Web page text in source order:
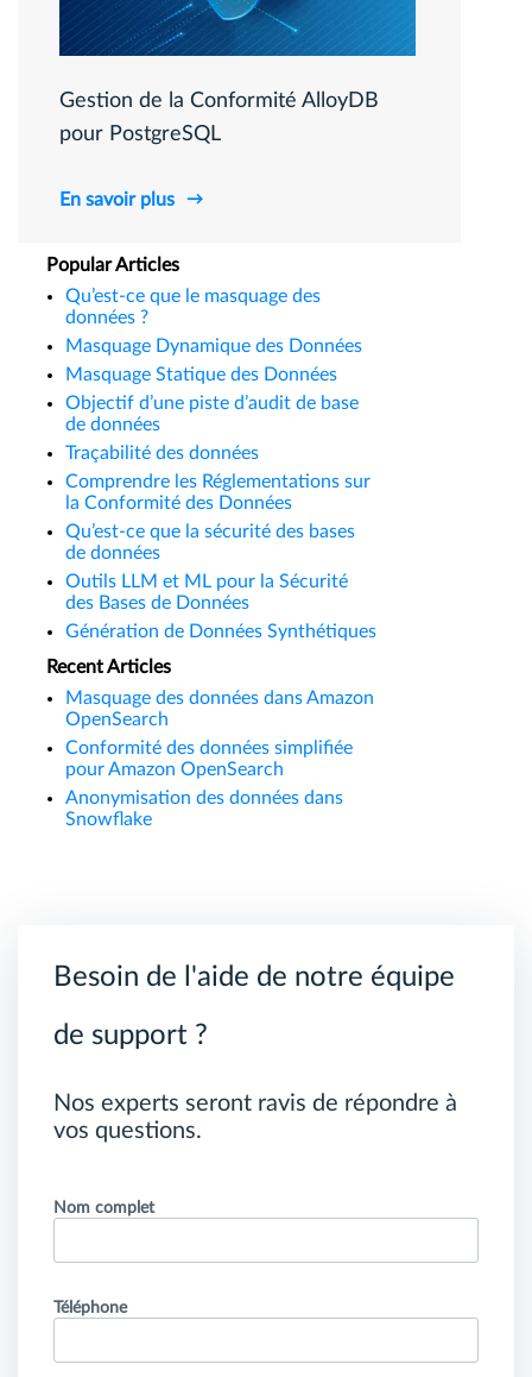
Gestion de la Conformité AlloyDB
pour PostgreSQL
En savoir plus
Popular Articles
Qu’est-ce que le masquage des
données ?
Masquage Dynamique des Données
Masquage Statique des Données
Objectif d’une piste d’audit de base
de données
Traçabilité des données
Comprendre les Réglementations sur
la Conformité des Données
Qu’est-ce que la sécurité des bases
de données
Outils LLM et ML pour la Sécurité
des Bases de Données
Génération de Données Synthétiques
Recent Articles
Masquage des données dans Amazon
OpenSearch
Conformité des données simplifiée
pour Amazon OpenSearch
Anonymisation des données dans
Snowflake
Besoin de l'aide de notre équipe
de support ?
Nos experts seront ravis de répondre à
vos questions.
Nom complet
Téléphone